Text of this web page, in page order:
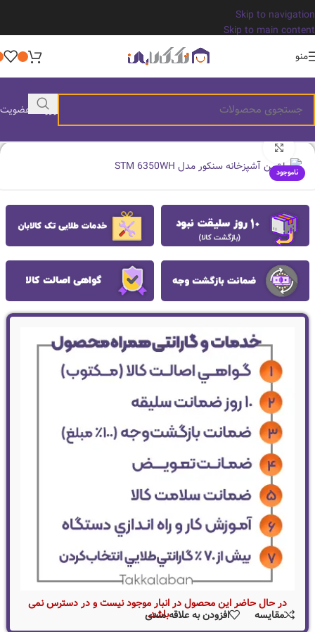
Skip to navigation
Skip to main content
منو
ورود / عضویت
ناموجود
در حال حاضر این محصول در انبار موجود نیست و در دسترس نمی
باشد. مقایسه افزودن به علاقه مندی